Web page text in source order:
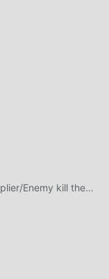
1.5.7. Al
una
de la action , lo
con todos los
el mundo. ¿Qué
del juego
feliz
, Night
sus gráficos,
y en
de action , Night
actualizado y
Menu/God mode/Damage Multiplier/Enemy kill themselves